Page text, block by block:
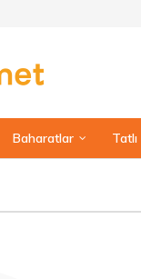
Baharatlar